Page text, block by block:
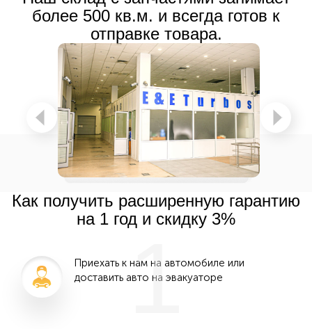
более 500 кв.м. и всегда готов к
отправке товара.
Как получить расширенную гарантию
на 1 год и скидку 3%
Приехать к нам на автомобиле или
доставить авто на эвакуаторе
1